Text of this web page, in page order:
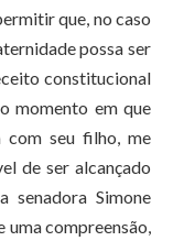
que, no caso
possa ser
constitucional
momento em que
com seu filho, me
de ser alcançado
senadora Simone
uma compreensão,